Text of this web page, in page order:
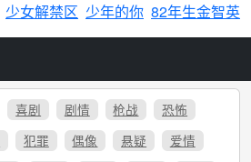
少女解禁区 少年的你 82年生金智英
喜剧 剧情 枪战
恐怖
犯罪 偶像 悬疑
爱情